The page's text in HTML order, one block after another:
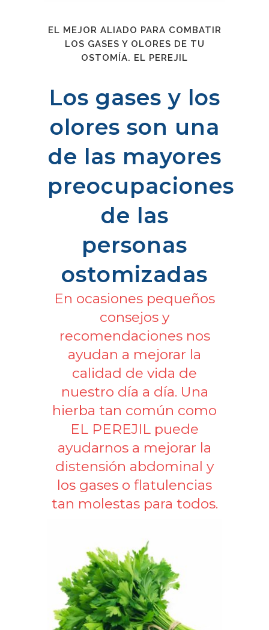
EL MEJOR ALIADO PARA COMBATIR
LOS GASES Y OLORES DE TU
OSTOMÍA. EL PEREJIL
Los gases y los
olores son una
de las mayores
preocupaciones
de las
personas
ostomizadas
En ocasiones pequeños
consejos y
recomendaciones nos
ayudan a mejorar la
calidad de vida de
nuestro día a día. Una
hierba tan común como
EL PEREJIL puede
ayudarnos a mejorar la
distensión abdominal y
los gases o flatulencias
tan molestas para todos.